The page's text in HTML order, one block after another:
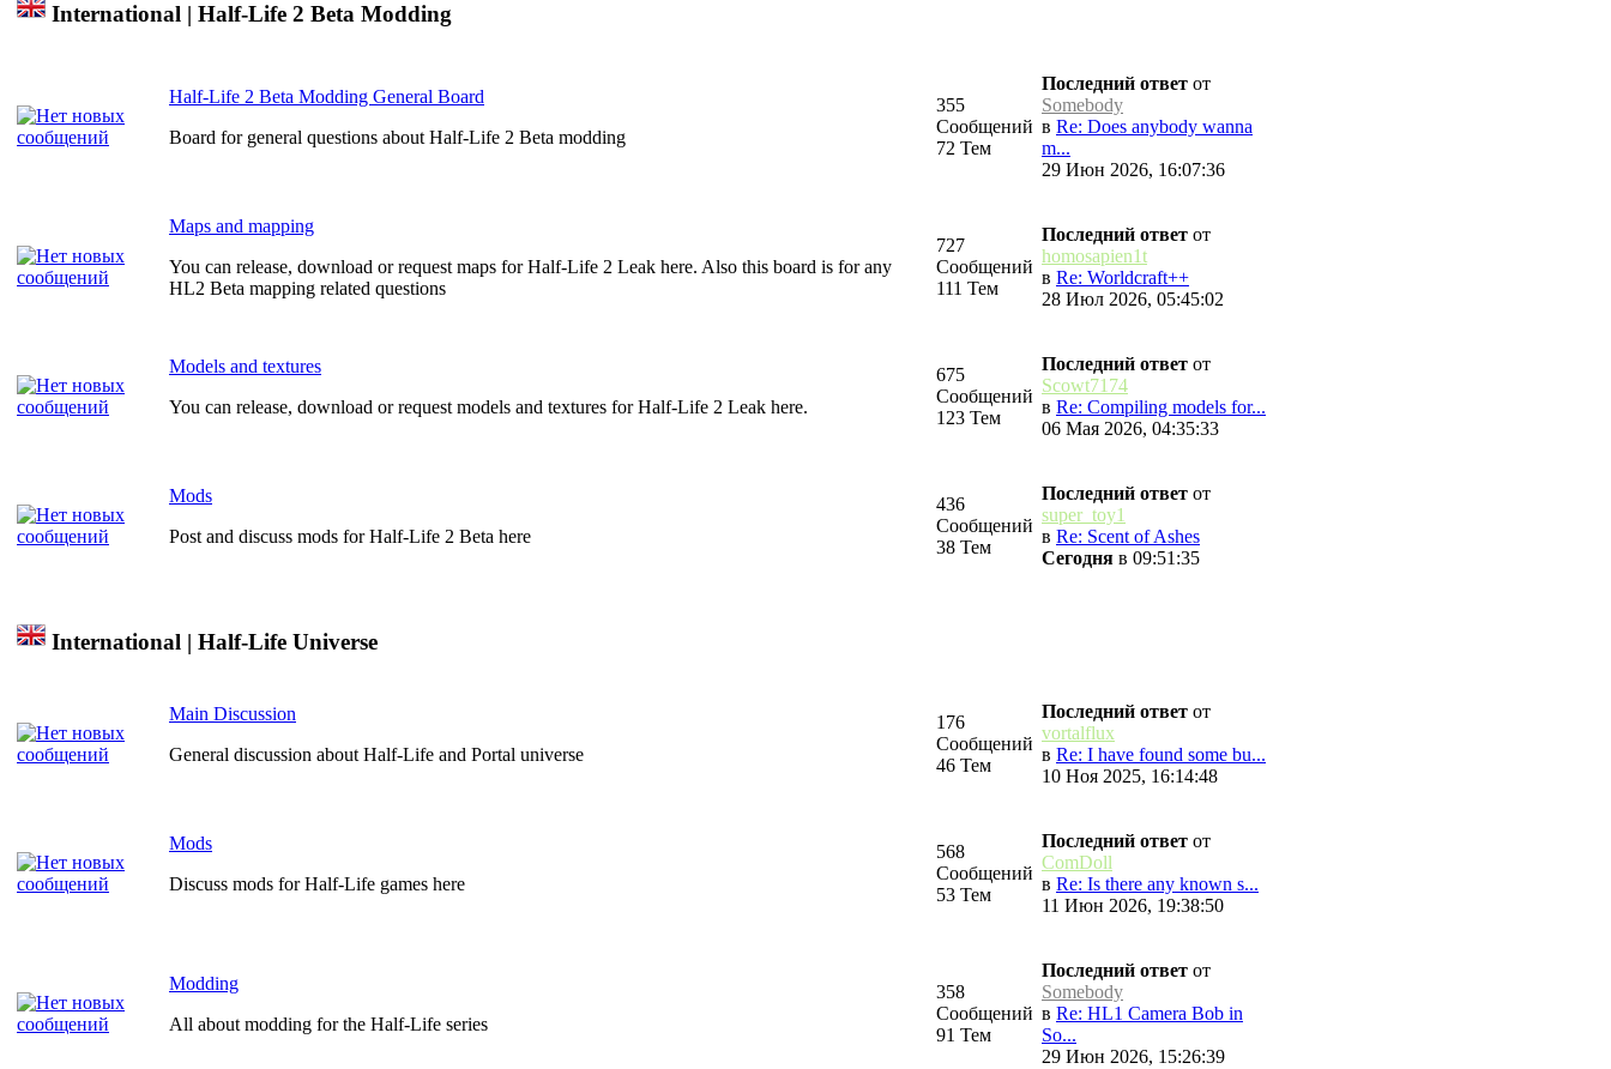
International | Half-Life 2 Beta Modding
Half-Life 2 Beta Modding General Board
Board for general questions about Half-Life 2 Beta modding
355
Сообщений
72 Тем
Последний ответ от
Somebody
в Re: Does anybody wanna
m...
29 Июн 2026, 16:07:36
Maps and mapping
You can release, download or request maps for Half-Life 2 Leak here. Also this board is for any
HL2 Beta mapping related questions
727
Сообщений
111 Тем
Последний ответ от
homosapien1t
в Re: Worldcraft++
28 Июл 2026, 05:45:02
Models and textures
You can release, download or request models and textures for Half-Life 2 Leak here.
675
Сообщений
123 Тем
Последний ответ от
Scowt7174
в Re: Compiling models for...
06 Мая 2026, 04:35:33
Mods
Post and discuss mods for Half-Life 2 Beta here
436
Сообщений
38 Тем
Последний ответ от
super_toy1
в Re: Scent of Ashes
Сегодня в 09:51:35
International | Half-Life Universe
Main Discussion
General discussion about Half-Life and Portal universe
176
Сообщений
46 Тем
Последний ответ от
vortalflux
в Re: I have found some bu...
10 Ноя 2025, 16:14:48
Mods
Discuss mods for Half-Life games here
568
Сообщений
53 Тем
Последний ответ от
ComDoll
в Re: Is there any known s...
11 Июн 2026, 19:38:50
Modding
All about modding for the Half-Life series
358
Сообщений
91 Тем
Последний ответ от
Somebody
в Re: HL1 Camera Bob in
So...
29 Июн 2026, 15:26:39